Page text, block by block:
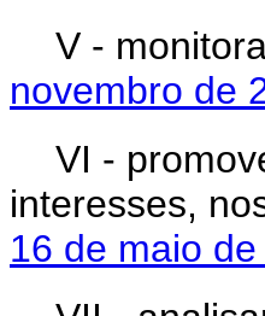
V -
novembro de
VI -
interesses,
16 de maio de